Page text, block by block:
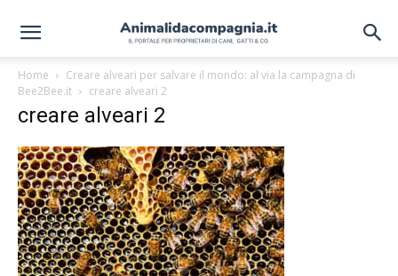
Home
Creare alveari per salvare il mondo: al via la campagna di
Bee2Bee.it
creare alveari 2
creare alveari 2